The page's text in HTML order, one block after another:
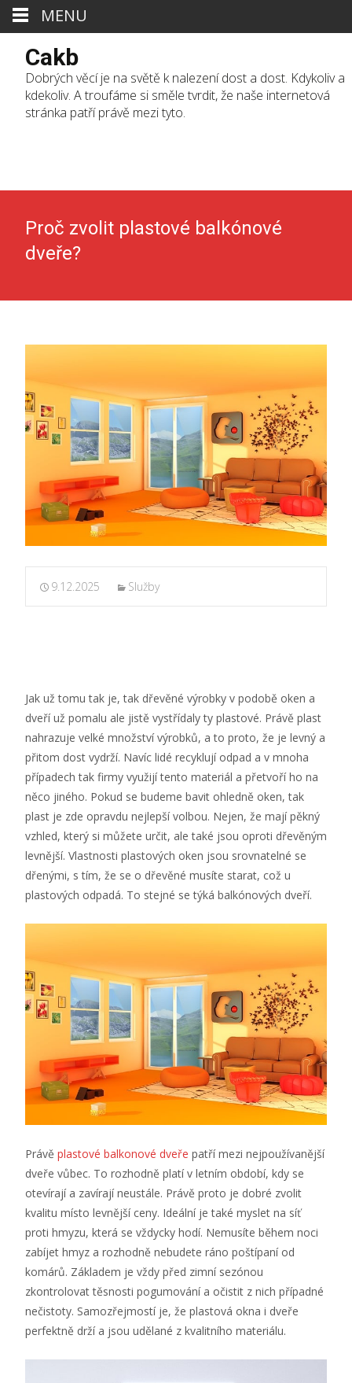
Cakb
Dobrých věcí je na světě k nalezení dost a dost. Kdykoliv a
kdekoliv. A troufáme si směle tvrdit, že naše internetová
stránka patří právě mezi tyto.
Proč zvolit plastové balkónové
dveře?
9.12.2025 Služby
Jak už tomu tak je, tak dřevěné výrobky v podobě oken a
dveří už pomalu ale jistě vystřídaly ty plastové. Právě plast
nahrazuje velké množství výrobků, a to proto, že je levný a
přitom dost vydrží. Navíc lidé recyklují odpad a v mnoha
případech tak firmy využijí tento materiál a přetvoří ho na
něco jiného. Pokud se budeme bavit ohledně oken, tak
plast je zde opravdu nejlepší volbou. Nejen, že mají pěkný
vzhled, který si můžete určit, ale také jsou oproti dřevěným
levnější. Vlastnosti plastových oken jsou srovnatelné se
dřenými, s tím, že se o dřevěné musíte starat, což u
plastových odpadá. To stejné se týká balkónových dveří.
Právě plastové balkonové dveře patří mezi nejpoužívanější
dveře vůbec. To rozhodně platí v letním období, kdy se
otevírají a zavírají neustále. Právě proto je dobré zvolit
kvalitu místo levnější ceny. Ideální je také myslet na síť
proti hmyzu, která se vždycky hodí. Nemusíte během noci
zabíjet hmyz a rozhodně nebudete ráno poštípaní od
komárů. Základem je vždy před zimní sezónou
zkontrolovat těsnosti pogumování a očistit z nich případné
nečistoty. Samozřejmostí je, že plastová okna i dveře
perfektně drží a jsou udělané z kvalitního materiálu.
MENU